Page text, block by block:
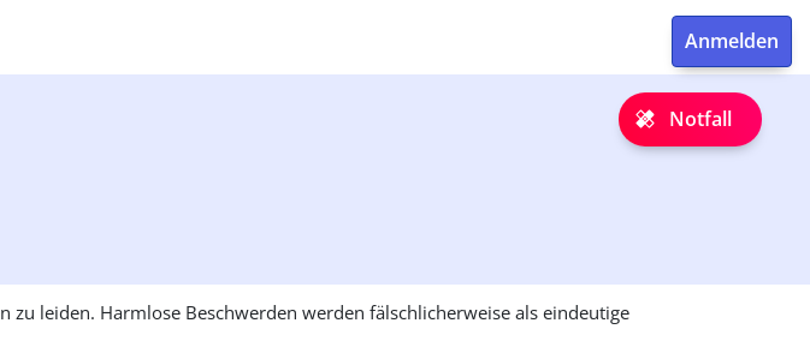
Notfall
leiden. Harmlose Beschwerden werden fälschlicherweise als eindeutige